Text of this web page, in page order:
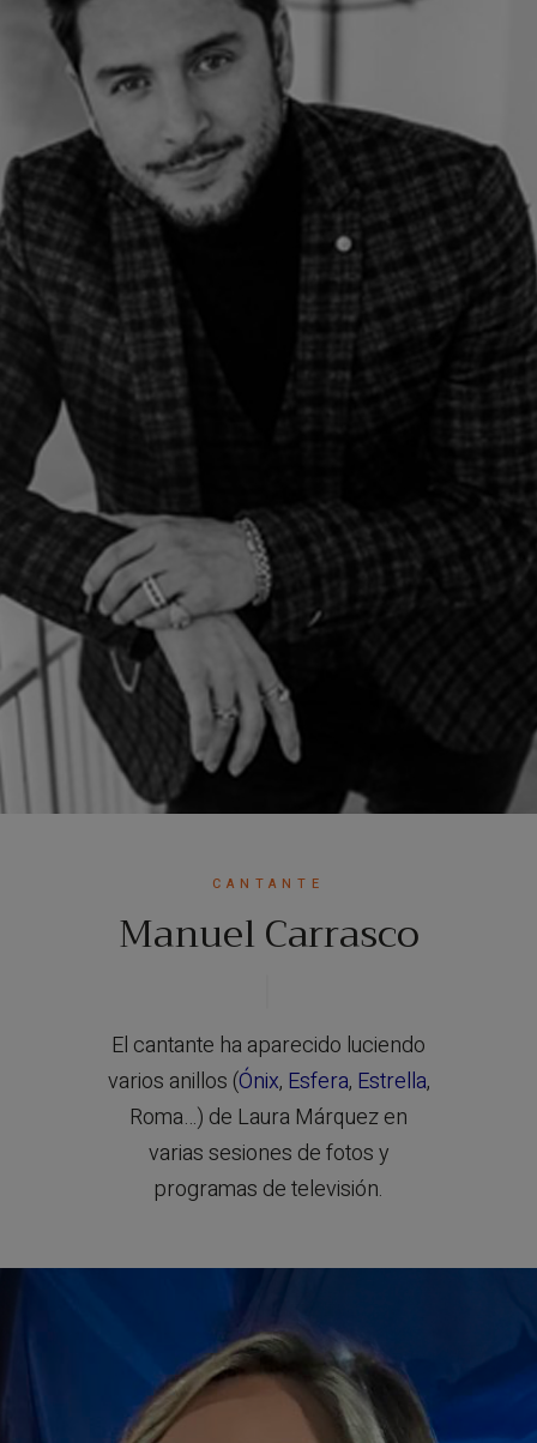
CANTANTE
Manuel Carrasco
El cantante ha aparecido luciendo
varios anillos (Ónix, Esfera, Estrella,
Roma…) de Laura Márquez en
varias sesiones de fotos y
programas de televisión.